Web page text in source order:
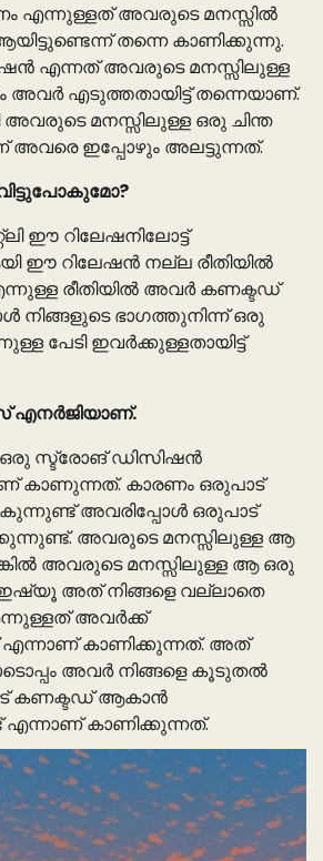
എന്നുള്ളത് അവരുടെ മനസ്സിൽ
തന്നെ കാണിക്കുന്നു.
എന്നത് അവരുടെ മനസ്സിലുള്ള
അവർ എടുത്തതായിട്ട് തന്നെയാണ്.
അവരുടെ മനസ്സിലുള്ള ഒരു ചിന്ത
അവരെ ഇപ്പോഴും അലട്ടുന്നത്.
ഈ റിലേഷനിലോട്ട്
റിലേഷൻ നല്ല രീതിയിൽ
രീതിയിൽ അവർ കണക്ടഡ്
നിങ്ങളുടെ ഭാഗത്തുനിന്ന് ഒരു
പേടി ഇവർക്കുള്ളതായിട്ട്
എനർജിയാണ്.
ഒരു സ്ട്രോങ് ഡിസിഷൻ
കാണുന്നത്. കാരണം ഒരുപാട്
അവരിപ്പോൾ ഒരുപാട്
അവരുടെ മനസ്സിലുള്ള ആ
അവരുടെ മനസ്സിലുള്ള ആ ഒരു
അത് നിങ്ങളെ വല്ലാതെ
അവർക്ക്
എന്നാണ് കാണിക്കുന്നത്. അത്
അവർ നിങ്ങളെ കൂടുതൽ
കണക്ടഡ് ആകാൻ
കാണിക്കുന്നത്.